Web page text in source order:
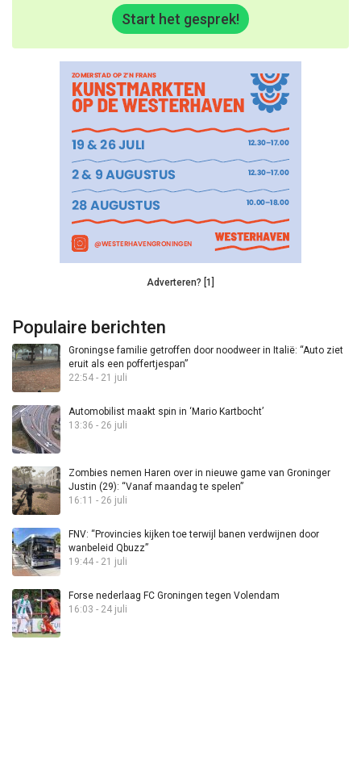
Start het gesprek!
Adverteren? [1]
Populaire berichten
Groningse familie getroffen door noodweer in Italië: “Auto ziet
eruit als een poffertjespan”
22:54 - 21 juli
Automobilist maakt spin in ‘Mario Kartbocht’
13:36 - 26 juli
Zombies nemen Haren over in nieuwe game van Groninger
Justin (29): “Vanaf maandag te spelen”
16:11 - 26 juli
FNV: “Provincies kijken toe terwijl banen verdwijnen door
wanbeleid Qbuzz”
19:44 - 21 juli
Forse nederlaag FC Groningen tegen Volendam
16:03 - 24 juli